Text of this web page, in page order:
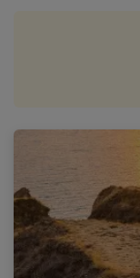
Fourgon
Comment
aménagé ?